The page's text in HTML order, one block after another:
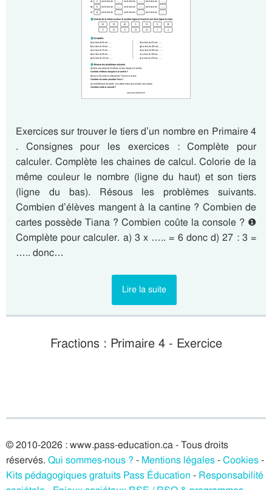
Exercices sur trouver le tiers d’un nombre en Primaire 4
. Consignes pour les exercices : Complète pour
calculer. Complète les chaines de calcul. Colorie de la
même couleur le nombre (ligne du haut) et son tiers
(ligne du bas). Résous les problèmes suivants.
Combien d’élèves mangent à la cantine ? Combien de
cartes possède Tiana ? Combien coûte la console ? ❶
Complète pour calculer. a) 3 x ….. = 6 donc d) 27 : 3 =
….. donc…
Lire la suite
Fractions : Primaire 4 - Exercice
© 2010-2026 : www.pass-education.ca - Tous droits
réservés. Qui sommes-nous ? - Mentions légales-Cookies-
Kits pédagogiques gratuits Pass Éducation - Responsabilité